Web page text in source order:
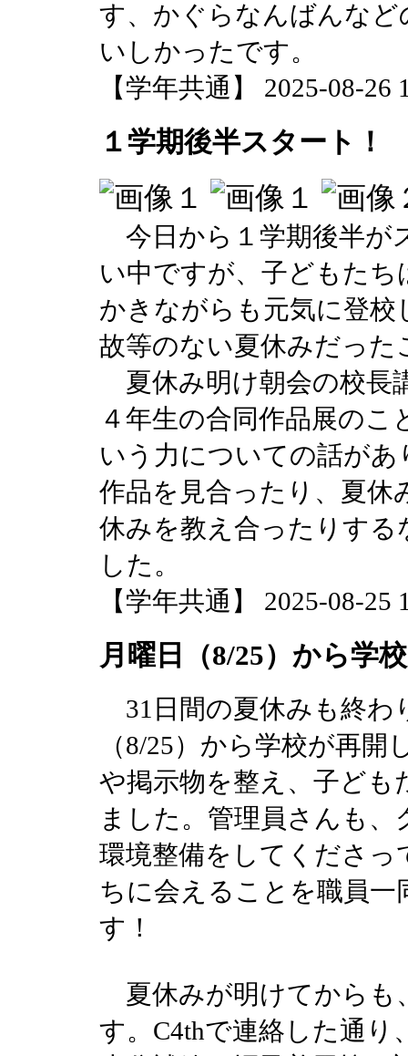
す、かぐらなんばんな
いしかったです。
【学年共通】 2025-08-26
１学期後半スタート！
今日から１学期後半が
い中ですが、子どもた
かきながらも元気に登
故等のない夏休みだっ
夏休み明け朝会の校長
４年生の合同作品展の
いう力についての話が
作品を見合ったり、夏
休みを教え合ったりす
した。
【学年共通】 2025-08-25
月曜日（8/25）から学
31日間の夏休みも終わ
（8/25）から学校が再
や掲示物を整え、子ど
ました。管理員さんも
環境整備をしてくださ
ちに会えることを職員
す！
夏休みが明けてからも
す。C4thで連絡した通り